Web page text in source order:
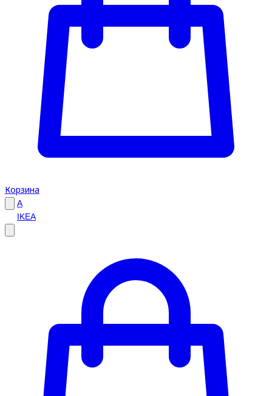
Корзина
A
IKEA